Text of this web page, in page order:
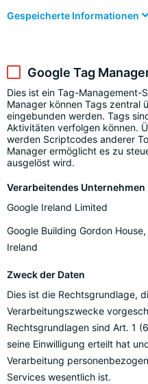
Gespeicherte Informationen
Google Tag
Dies ist ein Tag-Management-
Manager können Tags zentral
eingebunden werden. Tags
Aktivitäten verfolgen können.
werden Scriptcodes anderer
Manager ermöglicht es zu
ausgelöst wird.
Verarbeitendes Unternehmen
Google Ireland Limited
Google Building Gordon
Ireland
Zweck der Daten
Dies ist die Rechtsgrundlage,
Verarbeitungszwecke
Rechtsgrundlagen sind Art. 1
seine Einwilligung erteilt hat
Verarbeitung
Services wesentlich ist.